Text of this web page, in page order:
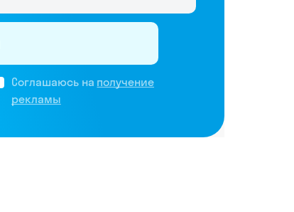
Соглашаюсь на получение
рекламы